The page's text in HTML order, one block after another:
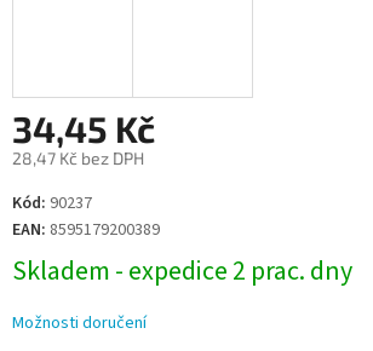
34,45 Kč
28,47 Kč bez DPH
Měrná
cena:
Kód: 90237
EAN: 8595179200389
Skladem - expedice 2 prac. dny
Možnosti doručení